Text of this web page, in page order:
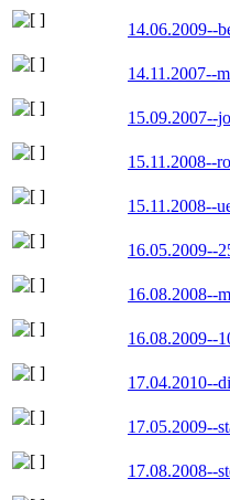
14.06.2009--
14.11.2007--
15.09.2007--
15.11.2008--
15.11.2008--
16.05.2009--
16.08.2008--
16.08.2009--
17.04.2010--
17.05.2009--
17.08.2008--